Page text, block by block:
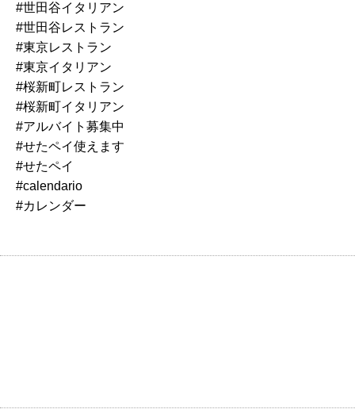
#世田谷イタリアン
#世田谷レストラン
#東京レストラン
#東京イタリアン
#桜新町レストラン
#桜新町イタリアン
#アルバイト募集中
#せたペイ使えます
#せたペイ
#calendario
#カレンダー